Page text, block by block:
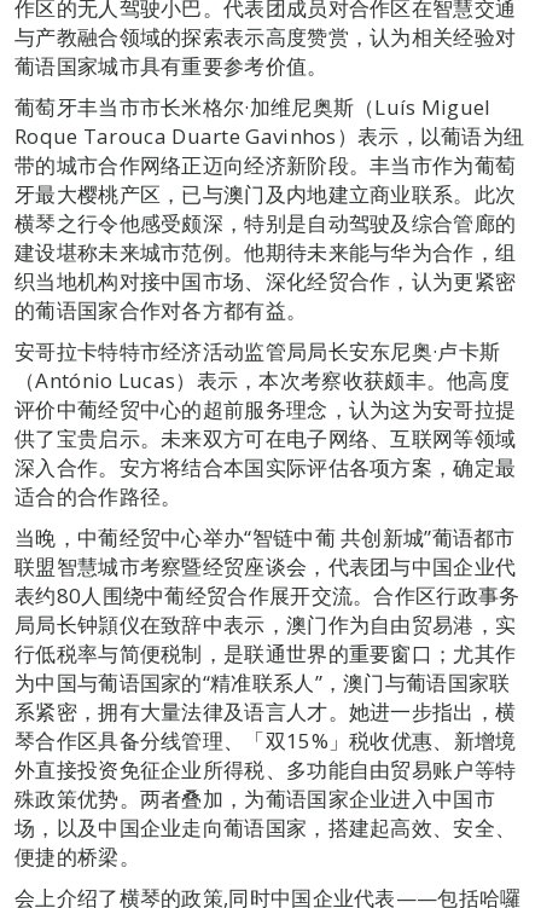
作区的无人驾驶小巴。代表团成员对合作区在智慧交通
与产教融合领域的探索表示高度赞赏，认为相关经验对
葡语国家城市具有重要参考价值。
葡萄牙丰当市市长米格尔·加维尼奥斯（Luís Miguel
Roque Tarouca Duarte Gavinhos）表示，以葡语为纽
带的城市合作网络正迈向经济新阶段。丰当市作为葡萄
牙最大樱桃产区，已与澳门及内地建立商业联系。此次
横琴之行令他感受颇深，特别是自动驾驶及综合管廊的
建设堪称未来城市范例。他期待未来能与华为合作，组
织当地机构对接中国市场、深化经贸合作，认为更紧密
的葡语国家合作对各方都有益。
安哥拉卡特特市经济活动监管局局长安东尼奥·卢卡斯
（António Lucas）表示，本次考察收获颇丰。他高度
评价中葡经贸中心的超前服务理念，认为这为安哥拉提
供了宝贵启示。未来双方可在电子网络、互联网等领域
深入合作。安方将结合本国实际评估各项方案，确定最
适合的合作路径。
当晚，中葡经贸中心举办“智链中葡 共创新城”葡语都市
联盟智慧城市考察暨经贸座谈会，代表团与中国企业代
表约80人围绕中葡经贸合作展开交流。合作区行政事务
局局长钟頴仪在致辞中表示，澳门作为自由贸易港，实
行低税率与简便税制，是联通世界的重要窗口；尤其作
为中国与葡语国家的“精准联系人”，澳门与葡语国家联
系紧密，拥有大量法律及语言人才。她进一步指出，横
琴合作区具备分线管理、「双15%」税收优惠、新增境
外直接投资免征企业所得税、多功能自由贸易账户等特
殊政策优势。两者叠加，为葡语国家企业进入中国市
场，以及中国企业走向葡语国家，搭建起高效、安全、
便捷的桥梁。
会上介绍了横琴的政策,同时中国企业代表——包括哈囉